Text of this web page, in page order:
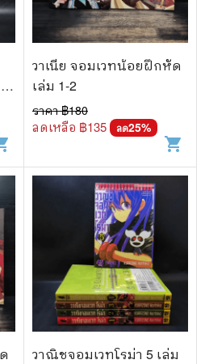
วาเนีย จอมเวทน้อยฝึกหัด
เล่ม 1-2
ราคา ฿180
ลดเหลือ ฿135 ลด25%
shopping_cart
วาณิชจอมเวทโรม่า 5 เล่ม